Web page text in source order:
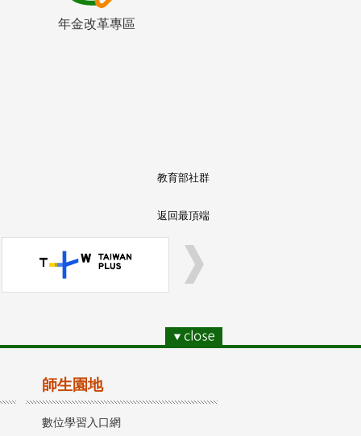
年金改革專區
教育部社群
返回最頂端
師生園地
數位學習入口網